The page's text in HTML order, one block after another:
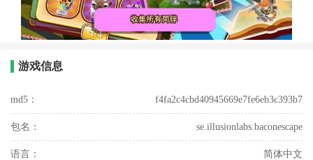
游戏信息
md5： f4fa2c4cbd40945669e7fe6eb3c393b7
包名： se.illusionlabs.baconescape
语言： 简体中文